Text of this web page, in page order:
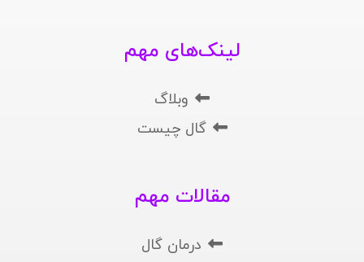
لینک‌های مهم
وبلاگ
گال چیست
مقالات مهم
درمان گال